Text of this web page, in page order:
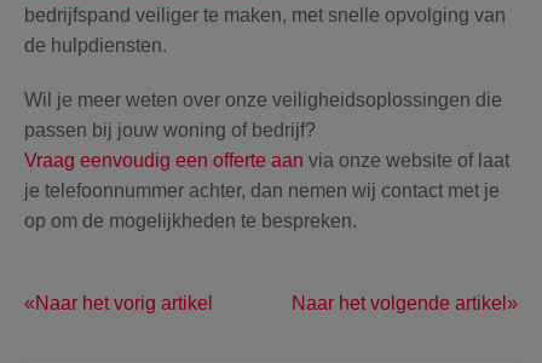
bedrijfspand veiliger te maken, met snelle opvolging van
de hulpdiensten.
Wil je meer weten over onze veiligheidsoplossingen die
passen bij jouw woning of bedrijf?
Vraag eenvoudig een offerte aan via onze website of laat
je telefoonnummer achter, dan nemen wij contact met je
op om de mogelijkheden te bespreken.
Naar het vorig artikel Naar het volgende artikel